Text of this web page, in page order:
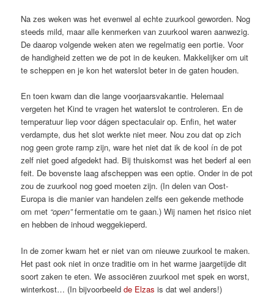
Na zes weken was het evenwel al echte zuurkool geworden. Nog
steeds mild, maar alle kenmerken van zuurkool waren aanwezig.
De daarop volgende weken aten we regelmatig een portie. Voor
de handigheid zetten we de pot in de keuken. Makkelijker om uit
te scheppen en je kon het waterslot beter in de gaten houden.
En toen kwam dan die lange voorjaarsvakantie. Helemaal
vergeten het Kind te vragen het waterslot te controleren. En de
temperatuur liep voor dágen spectaculair op. Enfin, het water
verdampte, dus het slot werkte niet meer. Nou zou dat op zich
nog geen grote ramp zijn, ware het niet dat ik de kool ín de pot
zelf niet goed afgedekt had. Bij thuiskomst was het bederf al een
feit. De bovenste laag afscheppen was een optie. Onder in de pot
zou de zuurkool nog goed moeten zijn. (In delen van Oost-
Europa is die manier van handelen zelfs een gekende methode
om met “open”fermentatie om te gaan.) Wij namen het risico niet
en hebben de inhoud weggekieperd.
In de zomer kwam het er niet van om nieuwe zuurkool te maken.
Het past ook niet in onze traditie om in het warme jaargetijde dit
soort zaken te eten. We associëren zuurkool met spek en worst,
winterkost… (In bijvoorbeeldde Elzas is dat wel anders!)